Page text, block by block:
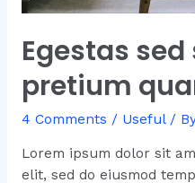
Egestas
pretium
4 Comments / Useful/
Lorem ipsum dolor sit
elit, sed do eiusmod